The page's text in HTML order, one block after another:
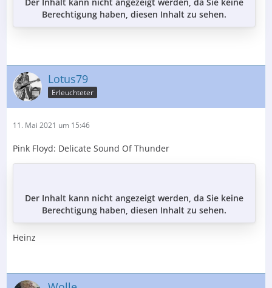
Berechtigung haben, diesen Inhalt zu sehen.
Lotus79
Erleuchteter
11. Mai 2021 um 15:46
Pink Floyd: Delicate Sound Of Thunder
Der Inhalt kann nicht angezeigt werden, da Sie keine
Berechtigung haben, diesen Inhalt zu sehen.
Heinz